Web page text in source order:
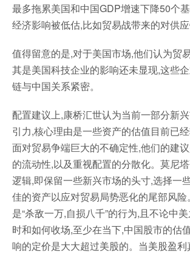
最多拖累美国和中国GDP增速下降50个
经济影响被低估,比如贸易战带来的对供应
值得留意的是,对于美国市场,他们认为贸
其是美国科技企业的影响还未显现,这些
链与中国关系紧密。
配置建议上,康桥汇世认为当前一部分新
引力,核心理由是一些资产的估值目前已
面对贸易争端巨大的不确定性,他们的建
的流动性,以及重视配置的分散化。莫尼
逻辑,即保留一些新兴市场的头寸,选择一
佳的资产以应对贸易局势恶化的尾部风
是“杀敌一万,自损八千”的行为,且不论中
时和如何收场,至少在当下,中国股市的估
响的定价是大大超过美股的。当美股盈